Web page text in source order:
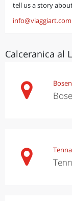
tell us a story
info@viaggiart.com
Calceranica al
Tenna